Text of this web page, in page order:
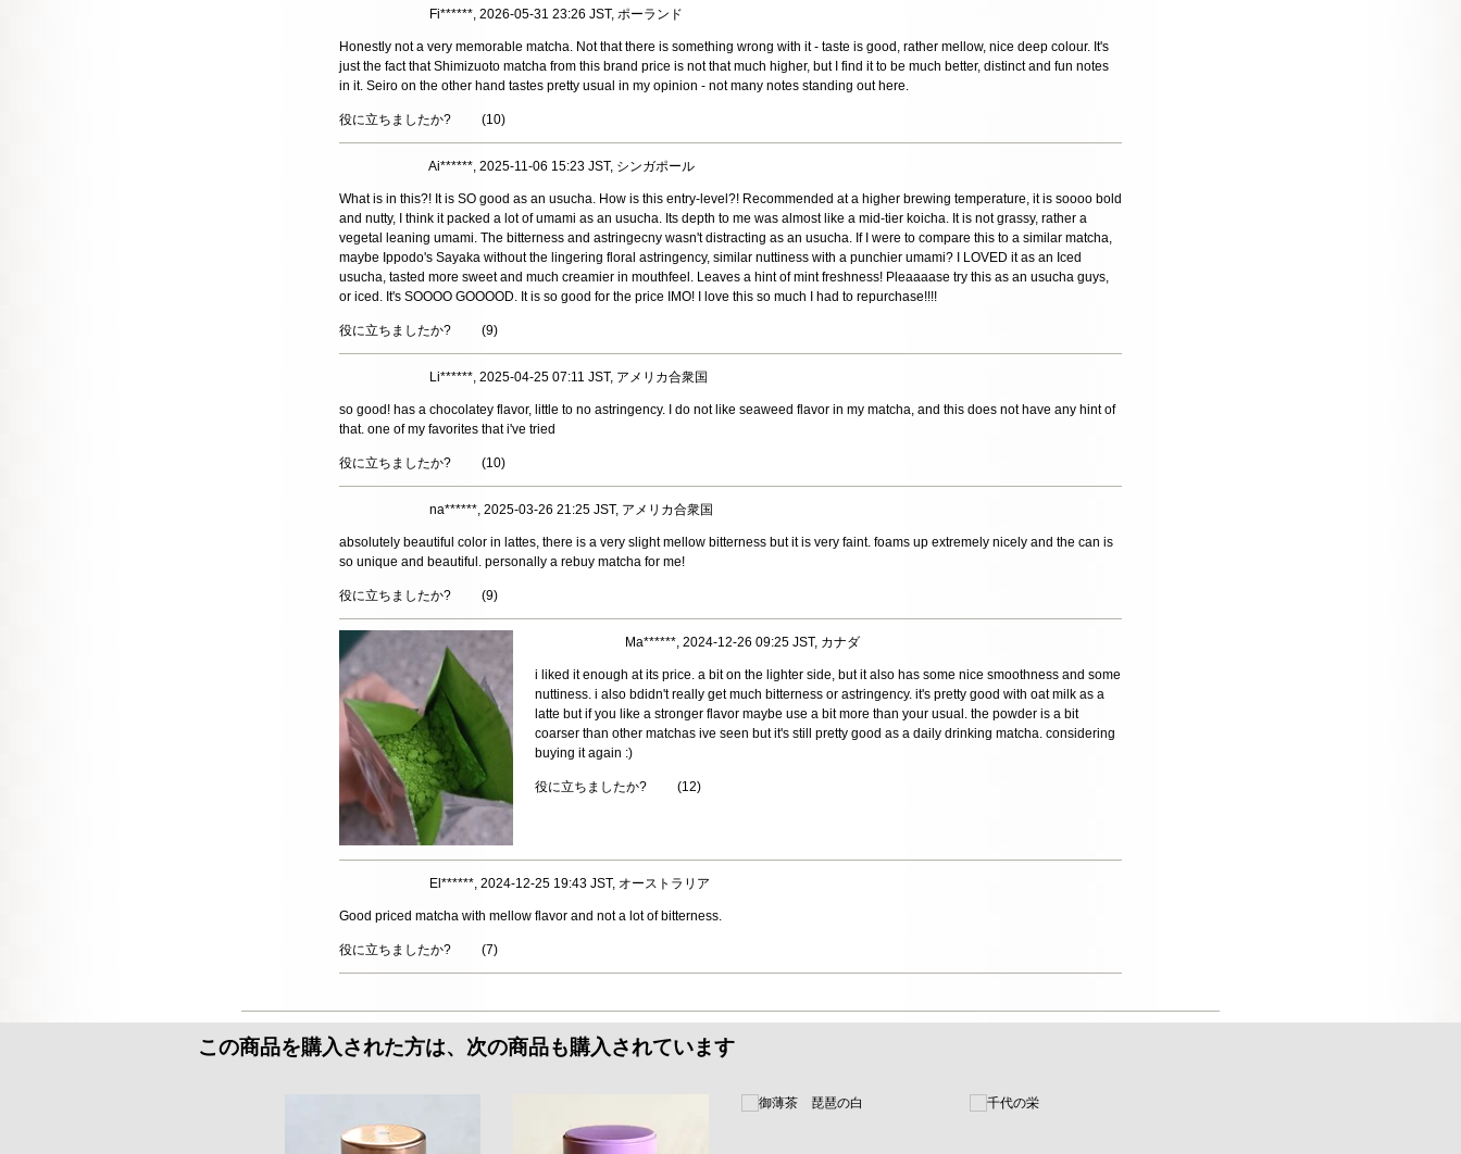
Fi******, 2026-05-31 23:26 JST, ポーランド
Honestly not a very memorable matcha. Not that there is something wrong with it - taste is good, rather mellow, nice deep colour. It's
just the fact that Shimizuoto matcha from this brand price is not that much higher, but I find it to be much better, distinct and fun notes
in it. Seiro on the other hand tastes pretty usual in my opinion - not many notes standing out here.
役に立ちましたか? (10)
Ai******, 2025-11-06 15:23 JST, シンガポール
What is in this?! It is SO good as an usucha. How is this entry-level?! Recommended at a higher brewing temperature, it is soooo bold
and nutty, I think it packed a lot of umami as an usucha. Its depth to me was almost like a mid-tier koicha. It is not grassy, rather a
vegetal leaning umami. The bitterness and astringecny wasn't distracting as an usucha. If I were to compare this to a similar matcha,
maybe Ippodo's Sayaka without the lingering floral astringency, similar nuttiness with a punchier umami? I LOVED it as an Iced
usucha, tasted more sweet and much creamier in mouthfeel. Leaves a hint of mint freshness! Pleaaaase try this as an usucha guys,
or iced. It's SOOOO GOOOOD. It is so good for the price IMO! I love this so much I had to repurchase!!!!
役に立ちましたか? (9)
Li******, 2025-04-25 07:11 JST, アメリカ合衆国
so good! has a chocolatey flavor, little to no astringency. I do not like seaweed flavor in my matcha, and this does not have any hint of
that. one of my favorites that i've tried
役に立ちましたか? (10)
na******, 2025-03-26 21:25 JST, アメリカ合衆国
absolutely beautiful color in lattes, there is a very slight mellow bitterness but it is very faint. foams up extremely nicely and the can is
so unique and beautiful. personally a rebuy matcha for me!
役に立ちましたか? (9)
Ma******, 2024-12-26 09:25 JST, カナダ
i liked it enough at its price. a bit on the lighter side, but it also has some nice smoothness and some
nuttiness. i also bdidn't really get much bitterness or astringency. it's pretty good with oat milk as a
latte but if you like a stronger flavor maybe use a bit more than your usual. the powder is a bit
coarser than other matchas ive seen but it's still pretty good as a daily drinking matcha. considering
buying it again :)
役に立ちましたか? (12)
El******, 2024-12-25 19:43 JST, オーストラリア
Good priced matcha with mellow flavor and not a lot of bitterness.
役に立ちましたか? (7)
この商品を購入された方は、次の商品も購入されています